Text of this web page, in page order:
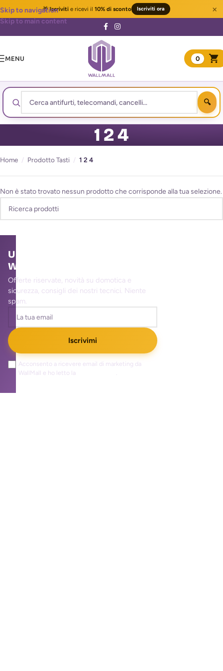
🎁Iscrivitie ricevi il 10% di sconto Iscriviti ora ×
Skip to navigation
Skip to main content
MENU 0
1 2 4
Home / Prodotto Tasti / 1 2 4
Non è stato trovato nessun prodotto che corrisponde alla tua selezione.
Unisciti alla community
WallMall
Offerte riservate, novità su domotica e
sicurezza, consigli dei nostri tecnici. Niente
spam.
Iscrivimi
Acconsento a ricevere email di marketing da
WallMall e ho letto la
.